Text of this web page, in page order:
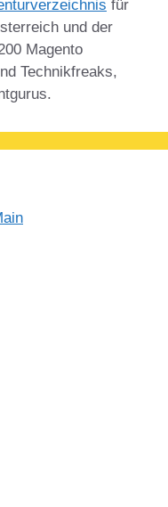
für
und der
Magento
Technikfreaks,